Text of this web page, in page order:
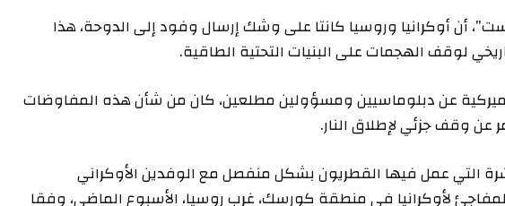
أوكرانيا وروسيا كانتا على وشك إرسال وفود إلى الدوحة، هذا
لوقف الهجمات على البنيات التحتية الطاقية.
عن دبلوماسيين ومسؤولين مطلعين، كان من شأن هذه المفاوضات
عن وقف جزئي لإطلاق النار.
التي عمل فيها القطريون بشكل منفصل مع الوفدين الأوكراني
لأوكرانيا في منطقة كورسك، غرب روسيا، الأسبوع الماضي، وفقا